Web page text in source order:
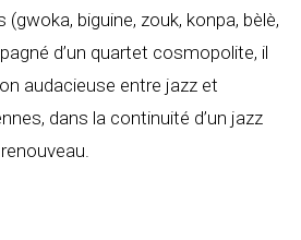
biguine, zouk, konpa, bèlè,
d’un quartet cosmopolite, il
audacieuse entre jazz et
dans la continuité d’un jazz